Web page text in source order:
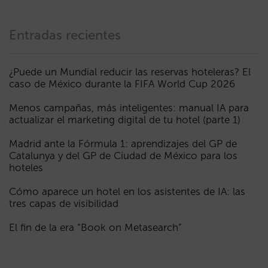
Entradas recientes
¿Puede un Mundial reducir las reservas hoteleras? El
caso de México durante la FIFA World Cup 2026
Menos campañas, más inteligentes: manual IA para
actualizar el marketing digital de tu hotel (parte 1)
Madrid ante la Fórmula 1: aprendizajes del GP de
Catalunya y del GP de Ciudad de México para los
hoteles
Cómo aparece un hotel en los asistentes de IA: las
tres capas de visibilidad
El fin de la era “Book on Metasearch”